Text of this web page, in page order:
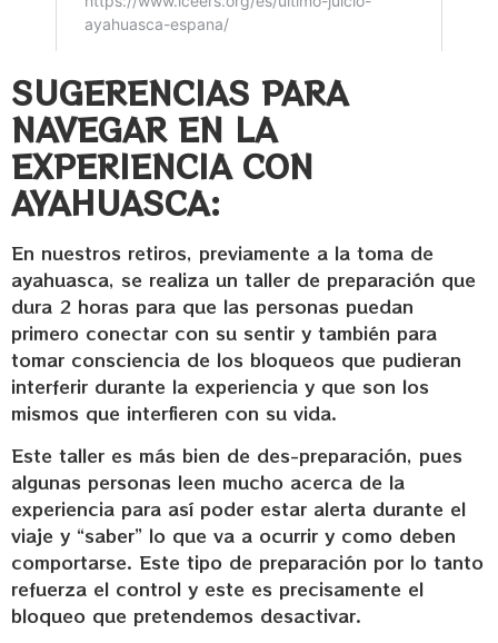
SUGERENCIAS PARA
NAVEGAR EN LA
EXPERIENCIA CON
AYAHUASCA:
En nuestros retiros, previamente a la toma de
ayahuasca, se realiza un taller de preparación que
dura 2 horas para que las personas puedan
primero conectar con su sentir y también para
tomar consciencia de los bloqueos que pudieran
interferir durante la experiencia y que son los
mismos que interfieren con su vida.
Este taller es más bien de des-preparación, pues
algunas personas leen mucho acerca de la
experiencia para así poder estar alerta durante el
viaje y “saber” lo que va a ocurrir y como deben
comportarse. Este tipo de preparación por lo tanto
refuerza el control y este es precisamente el
bloqueo que pretendemos desactivar.